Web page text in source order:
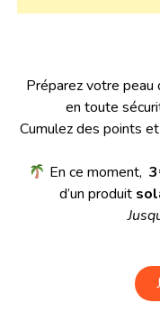
Préparez votre peau
en toute
Cumulez des points
En ce moment,
d’un produit